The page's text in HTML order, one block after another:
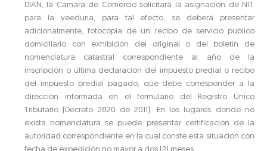
DIAN, la Cámara de Comercio solicitará la asignación de NIT.
para la veeduría, para tal efecto, se deberá presentar
adicionalmente, fotocopia de un recibo de servicio público
domiciliario con exhibición del original o del boletín de
nomenclatura catastral correspondiente al año de la
inscripción o última declaración del impuesto predial o recibo
del impuesto predial pagado, que debe corresponder a la
dirección informada en el formulario del Registro Único
Tributario (Decreto 2820 de 2011). En los lugares donde no
exista nomenclatura se puede presentar certificación de la
autoridad correspondiente en la cual conste esta situación con
fecha de expedición no mayor a dos (2) meses.